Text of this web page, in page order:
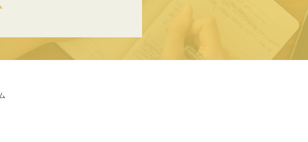
リ公式
加盟申
キッチ
キッチ